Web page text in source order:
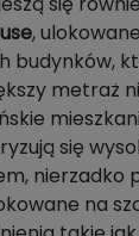
,
budynków,
metraż
się
nierzadko
na